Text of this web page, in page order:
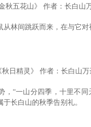
秋五花山》 作者：长白山
林间跳跃而来，在与它
秋日精灵》 作者：长白山
， “一山分四季，十里不同
长白山的秋季告别礼。